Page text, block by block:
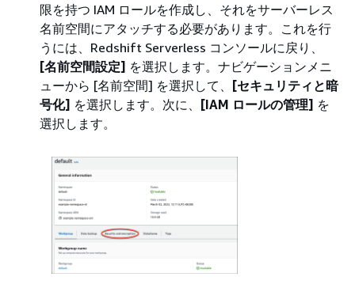
限を持つ IAM ロールを作成し、それをサーバーレス
名前空間にアタッチする必要があります。これを行
うには、Redshift Serverless コンソールに戻り、
[名前空間設定] を選択します。ナビゲーションメニ
ューから [名前空間] を選択して、
[セキュリティと暗
号化] を選択します。次に、 [IAM ロールの管理] を
選択します。